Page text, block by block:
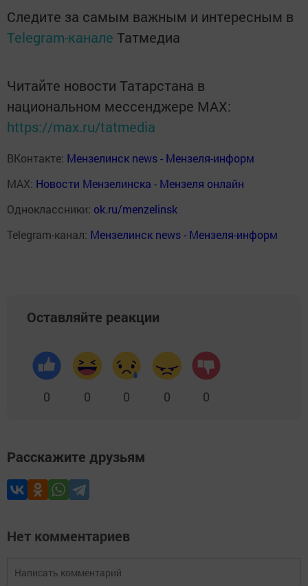
Следите за самым важным и интересным в
Telegram-канале Татмедиа
Читайте новости Татарстана в
национальном мессенджере MАХ:
https://max.ru/tatmedia
ВКонтакте: Мензелинск news - Мензеля-информ
MAX: Новости Мензелинска - Мензеля онлайн
Одноклассники: ok.ru/menzelinsk
Telegram-канал: Мензелинск news - Мензеля-информ
Оставляйте реакции
0 0 0 0 0
Расскажите друзьям
Нет комментариев